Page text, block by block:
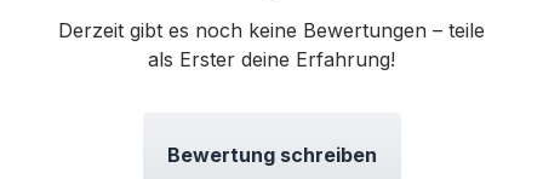
Derzeit gibt es noch keine Bewertungen – teile
als Erster deine Erfahrung!
Bewertung schreiben